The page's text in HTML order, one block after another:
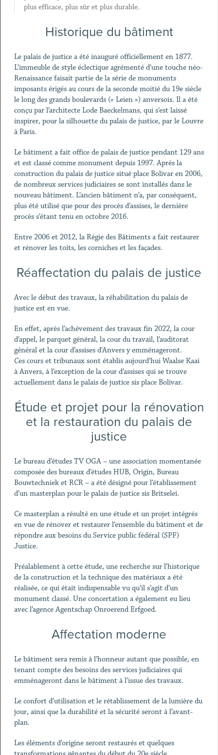
plus efficace, plus sûr et plus durable.
Historique du bâtiment
Le palais de justice a été inauguré officiellement en 1877.
L’immeuble de style éclectique agrémenté d’une touche néo-
Renaissance faisait partie de la série de monuments
imposants érigés au cours de la seconde moitié du 19e siècle
le long des grands boulevards (« Leien ») anversois. Il a été
conçu par l’architecte Lode Baeckelmans, qui s’est laissé
inspirer, pour la silhouette du palais de justice, par le Louvre
à Paris.
Le bâtiment a fait office de palais de justice pendant 129 ans
et est classé comme monument depuis 1997. Après la
construction du palais de justice situé place Bolivar en 2006,
de nombreux services judiciaires se sont installés dans le
nouveau bâtiment. L’ancien bâtiment n’a, par conséquent,
plus été utilisé que pour des procès d’assises, le dernière
procès s’étant tenu en octobre 2016.
Entre 2006 et 2012, la Régie des Bâtiments a fait restaurer
et rénover les toits, les corniches et les façades.
Réaffectation du palais de justice
Avec le début des travaux, la réhabilitation du palais de
justice est en vue.
En effet, après l’achèvement des travaux fin 2022, la cour
d’appel, le parquet général, la cour du travail, l’auditorat
général et la cour d’assises d’Anvers y emménageront.
Ces cours et tribunaux sont établis aujourd’hui Waalse Kaai
à Anvers, à l’exception de la cour d’assises qui se trouve
actuellement dans le palais de justice sis place Bolivar.
Étude et projet pour la rénovation
et la restauration du palais de
justice
Le bureau d’études TV OGA – une association momentanée
composée des bureaux d’études HUB, Origin, Bureau
Bouwtechniek et RCR – a été désigné pour l’établissement
d’un masterplan pour le palais de justice sis Britselei.
Ce masterplan a résulté en une étude et un projet intégrés
en vue de rénover et restaurer l’ensemble du bâtiment et de
répondre aux besoins du Service public fédéral (SPF)
Justice.
Préalablement à cette étude, une recherche sur l’historique
de la construction et la technique des matériaux a été
réalisée, ce qui était indispensable vu qu’il s’agit d’un
monument classé. Une concertation a également eu lieu
avec l’agence Agentschap Onroerend Erfgoed.
Affectation moderne
Le bâtiment sera remis à l’honneur autant que possible, en
tenant compte des besoins des services judiciaires qui
emménageront dans le bâtiment à l’issue des travaux.
Le confort d’utilisation et le rétablissement de la lumière du
jour, ainsi que la durabilité et la sécurité seront à l’avant-
plan.
Les éléments d’origine seront restaurés et quelques